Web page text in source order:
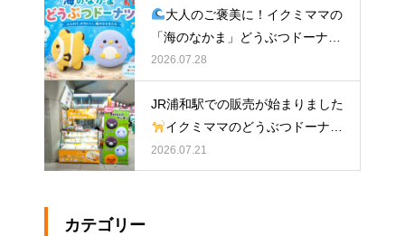
大人のご褒美に！イクミママの
「海のなかま」どうぶつドーナツ
が元住吉に登場
2026.07.28
JR浦和駅での販売が始まりました
イクミママのどうぶつドーナツ
2026.07.21
カテゴリー